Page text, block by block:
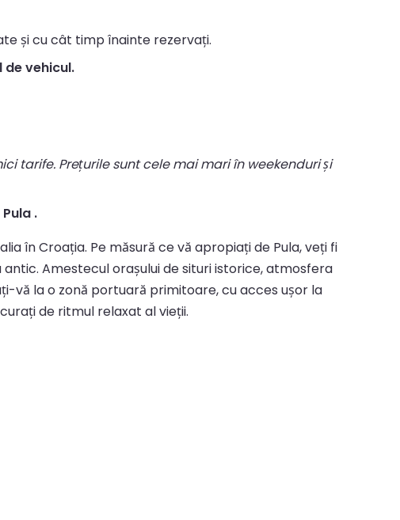
și cu cât timp înainte rezervați.
de vehicul.
tarife. Prețurile sunt cele mai mari în weekenduri și
.
în Croația. Pe măsură ce vă apropiați de Pula, veți fi
Amestecul orașului de situri istorice, atmosfera
vă la o zonă portuară primitoare, cu acces ușor la
de ritmul relaxat al vieții.